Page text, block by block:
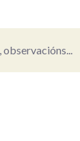
observacións...